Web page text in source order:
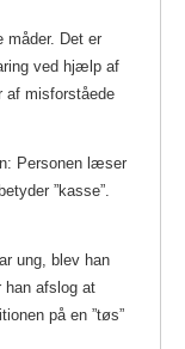
måder. Det er
ved hjælp af
af misforståede
Personen læser
”kasse”.
ung, blev han
han afslog at
på en ”tøs”